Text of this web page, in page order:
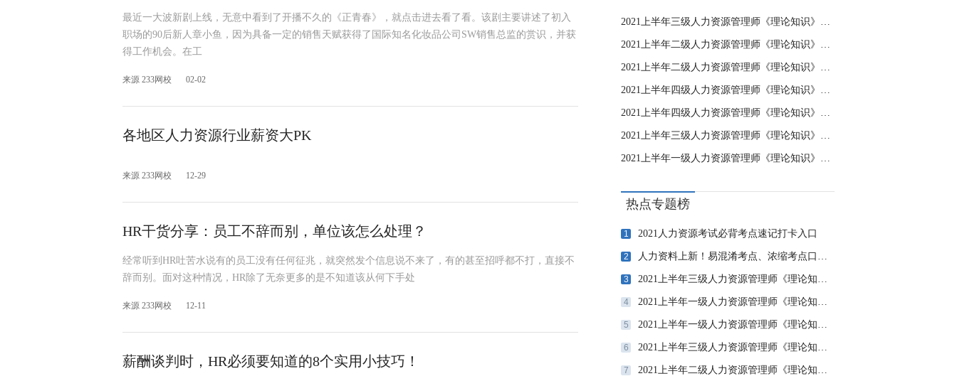
最近一大波新剧上线，无意中看到了开播不久的《正青春》，就点击进去看了看。该剧主要讲述了初入
职场的90后新人章小鱼，因为具备一定的销售天赋获得了国际知名化妆品公司SW销售总监的赏识，并获
得工作机会。在工
来源 233网校 02-02
各地区人力资源行业薪资大PK
来源 233网校 12-29
HR干货分享：员工不辞而别，单位该怎么处理？
经常听到HR吐苦水说有的员工没有任何征兆，就突然发个信息说不来了，有的甚至招呼都不打，直接不
辞而别。面对这种情况，HR除了无奈更多的是不知道该从何下手处
来源 233网校 12-11
薪酬谈判时，HR必须要知道的8个实用小技巧！
2021上半年三级人力资源管理师《理论知识》模拟卷(一)
2021上半年二级人力资源管理师《理论知识》模拟卷(一)
2021上半年二级人力资源管理师《理论知识》模拟卷(二)
2021上半年四级人力资源管理师《理论知识》模拟卷(一)
2021上半年四级人力资源管理师《理论知识》模拟卷(二)
2021上半年三级人力资源管理师《理论知识》模拟卷(二)
2021上半年一级人力资源管理师《理论知识》模拟卷(一)
热点专题榜
1 2021人力资源考试必背考点速记打卡入口
2 人力资料上新！易混淆考点、浓缩考点口袋书……
3 2021上半年三级人力资源管理师《理论知识》模拟卷(二)
4 2021上半年一级人力资源管理师《理论知识》模拟卷(一)
5 2021上半年一级人力资源管理师《理论知识》模拟卷(二)
6 2021上半年三级人力资源管理师《理论知识》模拟卷(一)
7 2021上半年二级人力资源管理师《理论知识》模拟卷(一)